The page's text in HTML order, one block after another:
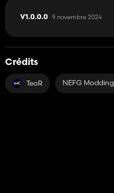
V1.0.0.0 9 novembre 2024
Crédits
TeoR NEFG Modding